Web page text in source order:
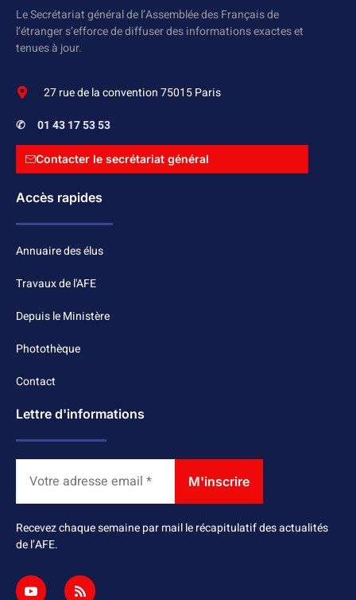
Le Secrétariat général de l’Assemblée des Français de
l’étranger s’efforce de diffuser des informations exactes et
tenues à jour.
27 rue de la convention 75015 Paris
✆ 01 43 17 53 53
Contacter le secrétariat général
Accès rapides
Annuaire des élus
Travaux de l'AFE
Depuis le Ministère
Photothèque
Contact
Lettre d'informations
Recevez chaque semaine par mail le récapitulatif des actualités
de l’AFE.